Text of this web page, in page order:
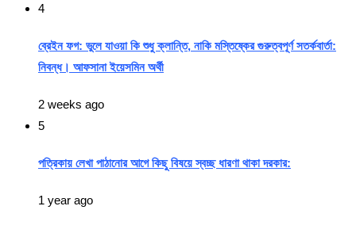
4
ব্রেইন ফগ: ভুলে যাওয়া কি শুধু ক্লান্তি, নাকি মস্তিষ্কের গুরুত্বপূর্ণ সতর্কবার্তা:
নিবন্ধ। আফসানা ইয়েসমিন অর্থী
2 weeks ago
5
পত্রিকায় লেখা পাঠানোর আগে কিছু বিষয়ে স্বচ্ছ ধারণা থাকা দরকার:
1 year ago